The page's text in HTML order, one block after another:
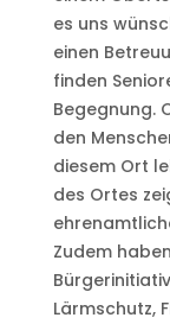
es uns
einen
finden
Begegnung.
den
diesem Ort
des Ortes
Zudem
Lärmschutz,